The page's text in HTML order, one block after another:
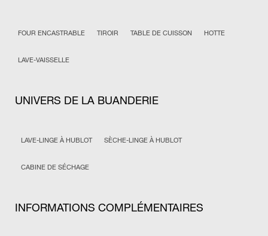
FOUR ENCASTRABLE TIROIR TABLE DE CUISSON HOTTE
LAVE-VAISSELLE
UNIVERS DE LA BUANDERIE
LAVE-LINGE À HUBLOT SÈCHE-LINGE À HUBLOT
CABINE DE SÉCHAGE
INFORMATIONS COMPLÉMENTAIRES